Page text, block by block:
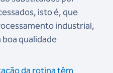
isto é, que
industrial,
boa qualidade
da rotina têm